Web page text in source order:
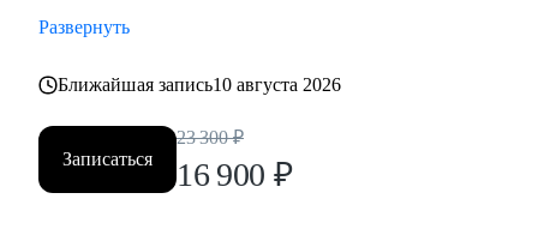
Развернуть
Ближайшая запись10 августа 2026
Записаться
23 300 ₽
16 900 ₽